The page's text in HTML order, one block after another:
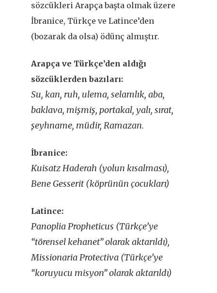
sözcükleri Arapça başta olmak üzere
İbranice, Türkçe ve Latince’den
(bozarak da olsa) ödünç almıştır.
Arapça ve Türkçe’den aldığı
sözcüklerden bazıları:
Su, kan, ruh, ulema, selamlık, aba,
baklava, mişmiş, portakal, yalı, sırat,
şeyhname, müdir, Ramazan.
İbranice:
Kuisatz Haderah (yolun kısalması),
Bene Gesserit (köprünün çocukları)
Latince:
Panoplia Propheticus (Türkçe’ye
“törensel kehanet” olarak aktarıldı),
Missionaria Protectiva (Türkçe’ye
“koruyucu misyon” olarak aktarıldı)